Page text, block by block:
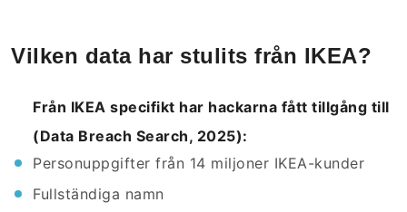
Vilken data har stulits från IKEA?
Från IKEA specifikt har hackarna fått tillgång till
(Data Breach Search, 2025):
Personuppgifter från 14 miljoner IKEA-kunder
Fullständiga namn